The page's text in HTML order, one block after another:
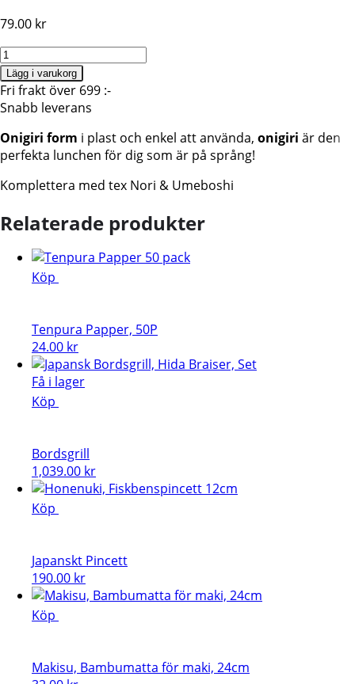
79.00 kr
Onigiri
form,
Regular
size
Lägg i varukorg
Fri frakt över 699 :-
Snabb leverans
Onigiri form i plast och enkel att använda, onigiri är den
perfekta lunchen för dig som är på språng!
Komplettera med tex Nori & Umeboshi
Relaterade produkter
Köp
Tenpura Papper, 50P
24.00 kr
Få i lager
Köp
Bordsgrill
1,039.00 kr
Köp
Japanskt Pincett
190.00 kr
Köp
Makisu, Bambumatta för maki, 24cm